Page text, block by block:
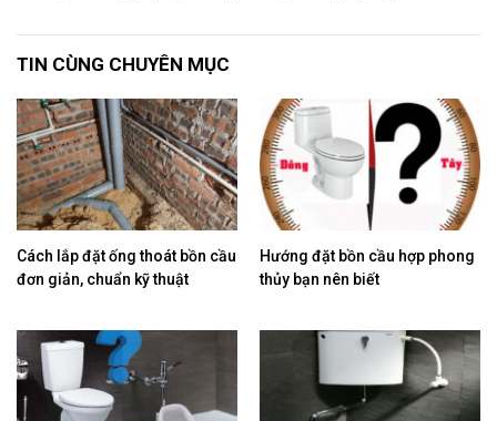
TIN CÙNG CHUYÊN MỤC
Cách lắp đặt ống thoát bồn cầu
đơn giản, chuẩn kỹ thuật
Hướng đặt bồn cầu hợp phong
thủy bạn nên biết